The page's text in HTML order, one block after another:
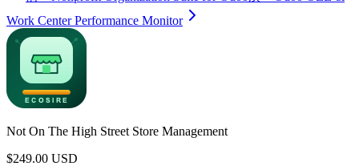
Work Center Performance Monitor
Not On The High Street Store Management
$249.00 USD